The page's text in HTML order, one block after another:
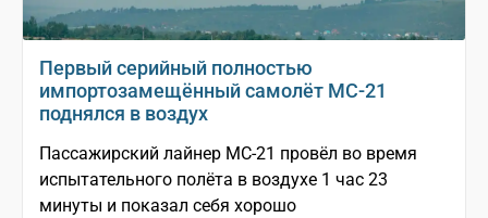
Первый серийный полностью
импортозамещённый самолёт МС-21
поднялся в воздух
Пассажирский лайнер МС-21 провёл во время
испытательного полёта в воздухе 1 час 23
минуты и показал себя хорошо